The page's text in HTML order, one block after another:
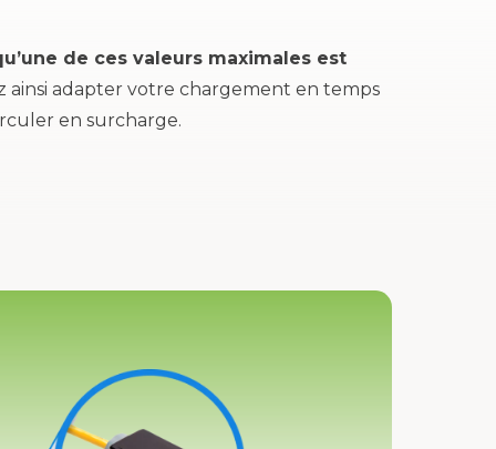
de ces valeurs maximales est
ainsi adapter votre chargement en temps
en surcharge.